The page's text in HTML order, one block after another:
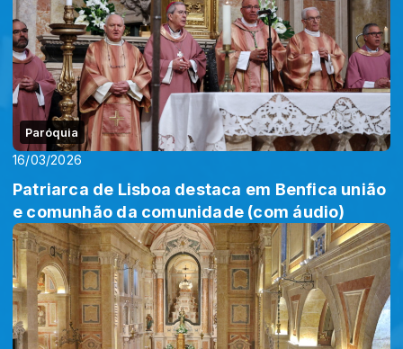
Paróquia
16/03/2026
Patriarca de Lisboa destaca em Benfica união
e comunhão da comunidade (com áudio)